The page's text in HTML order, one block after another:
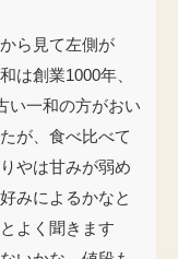
ら見て左側が
は創業1000年、
い一和の方がおい
が、食べ比べて
やは甘みが弱め
みによるかなと
よく聞きます